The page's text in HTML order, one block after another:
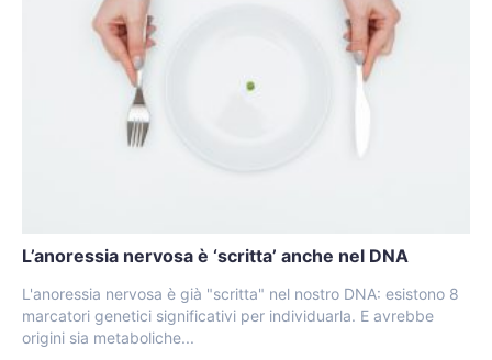
L’anoressia nervosa è ‘scritta’ anche nel DNA
L'anoressia nervosa è già "scritta" nel nostro DNA: esistono 8
marcatori genetici significativi per individuarla. E avrebbe
origini sia metaboliche...